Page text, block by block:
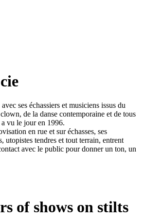
ses échassiers et musiciens issus du
de la danse contemporaine et de tous
vu le jour en 1996.
en rue et sur échasses, ses
utopistes tendres et tout terrain, entrent
avec le public pour donner un ton, un
of shows on stilts